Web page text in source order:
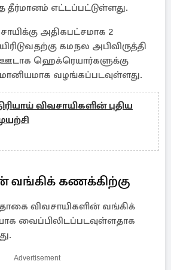
எட்டப்பட்டுள்ளது.
அதிகபட்சமாக 2
கமநல அபிவிருத்தி
ஹெக்ரெயார்களுக்கு
மானியமாக வழங்கப்படவுள்ளது.
விவசாயிகளின் புதிய
வங்கிக் கணக்கிற்கு
விவசாயிகளின் வங்கிக்
வைப்பிலிடப்படவுள்ளதாக
Advertisement